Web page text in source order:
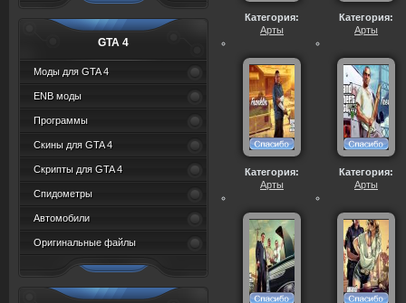
GTA 4
Моды для GTA 4
ENB моды
Программы
Скины для GTA 4
Скрипты для GTA 4
Спидометры
Автомобили
Оригинальные файлы
Категория:
Арты
Категория:
Арты
Категория:
Арты
Категория:
Арты